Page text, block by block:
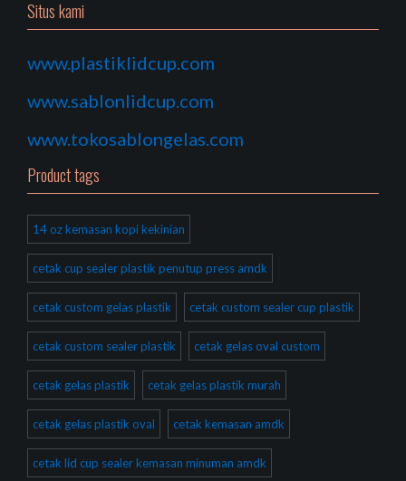
Situs kami
www.plastiklidcup.com
www.sablonlidcup.com
www.tokosablongelas.com
Product tags
14 oz kemasan kopi kekinian
cetak cup sealer plastik penutup press amdk
cetak custom gelas plastik cetak custom sealer cup plastik
cetak custom sealer plastik cetak gelas oval custom
cetak gelas plastik cetak gelas plastik murah
cetak gelas plastik oval cetak kemasan amdk
cetak lid cup sealer kemasan minuman amdk